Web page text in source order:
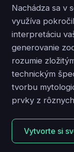
Nachádza sa v
využíva
interpretáciu
generovanie
rozumie
technickým
tvorbu
prvky z
Vytvorte si